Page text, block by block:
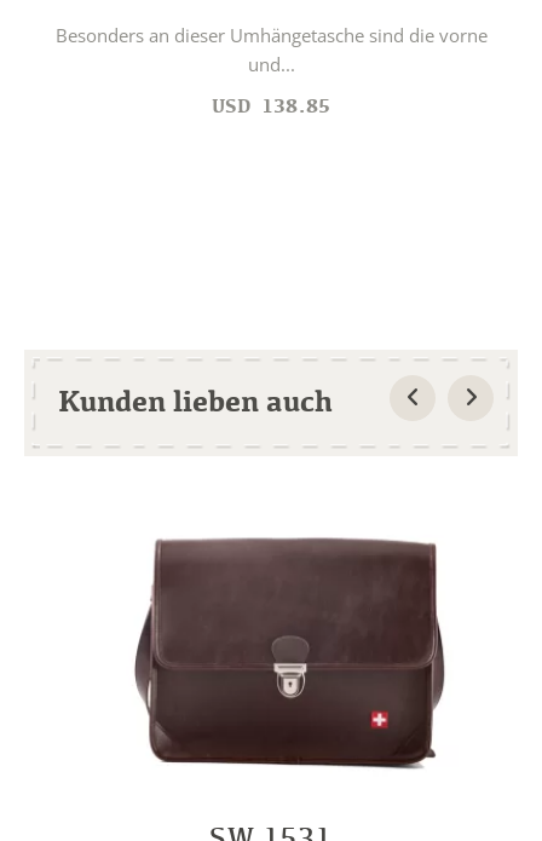
Besonders an dieser Umhängetasche sind die vorne
und...
USD 138.85
Kunden lieben auch